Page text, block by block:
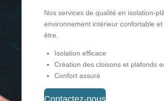
Nos services de qualité en isolation-
environnement intérieur confortable
être.
Isolation efficace
Création des cloisons et plafonds
Confort assuré
Contactez-nous